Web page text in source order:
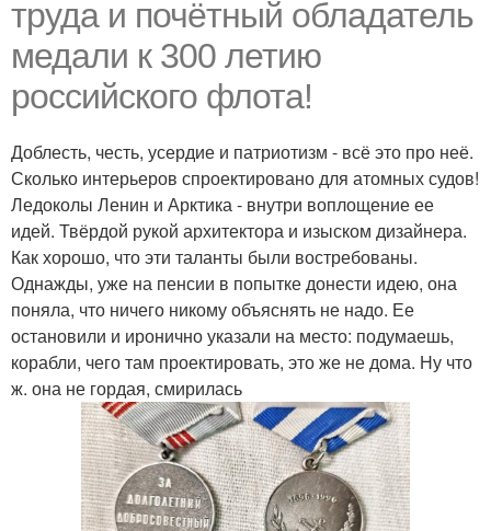
труда и почётный обладатель
медали к 300 летию
российского флота!
Доблесть, честь, усердие и патриотизм - всё это про неё.
Сколько интерьеров спроектировано для атомных судов!
Ледоколы Ленин и Арктика - внутри воплощение ее
идей. Твёрдой рукой архитектора и изыском дизайнера.
Как хорошо, что эти таланты были востребованы.
Однажды, уже на пенсии в попытке донести идею, она
поняла, что ничего никому объяснять не надо. Ее
остановили и иронично указали на место: подумаешь,
корабли, чего там проектировать, это же не дома. Ну что
ж. она не гордая, смирилась